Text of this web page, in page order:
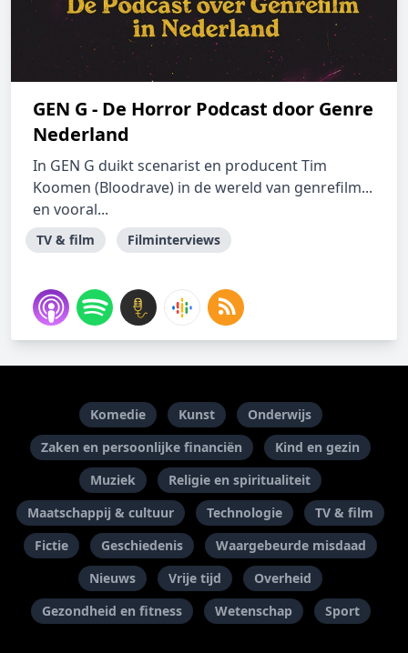
GEN G - De Horror Podcast door Genre
Nederland
In GEN G duikt scenarist en producent Tim
Koomen (Bloodrave) in de wereld van genrefilm...
en vooral...
TV & film Filminterviews
Komedie Kunst
Onderwijs
Zaken en persoonlijke financiën
Kind en gezin
Muziek
Religie en spiritualiteit
Maatschappij & cultuur
Technologie
TV & film
Fictie
Geschiedenis
Waargebeurde misdaad
Nieuws
Vrije tijd
Overheid
Gezondheid en fitness
Wetenschap Sport